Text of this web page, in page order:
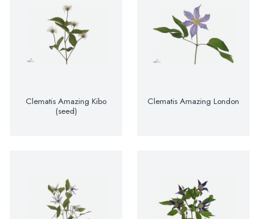
Clematis Amazing Kibo
(seed)
Clematis Amazing London